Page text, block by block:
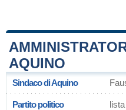
AQUINO
Sindaco di Aquino
Partito politico